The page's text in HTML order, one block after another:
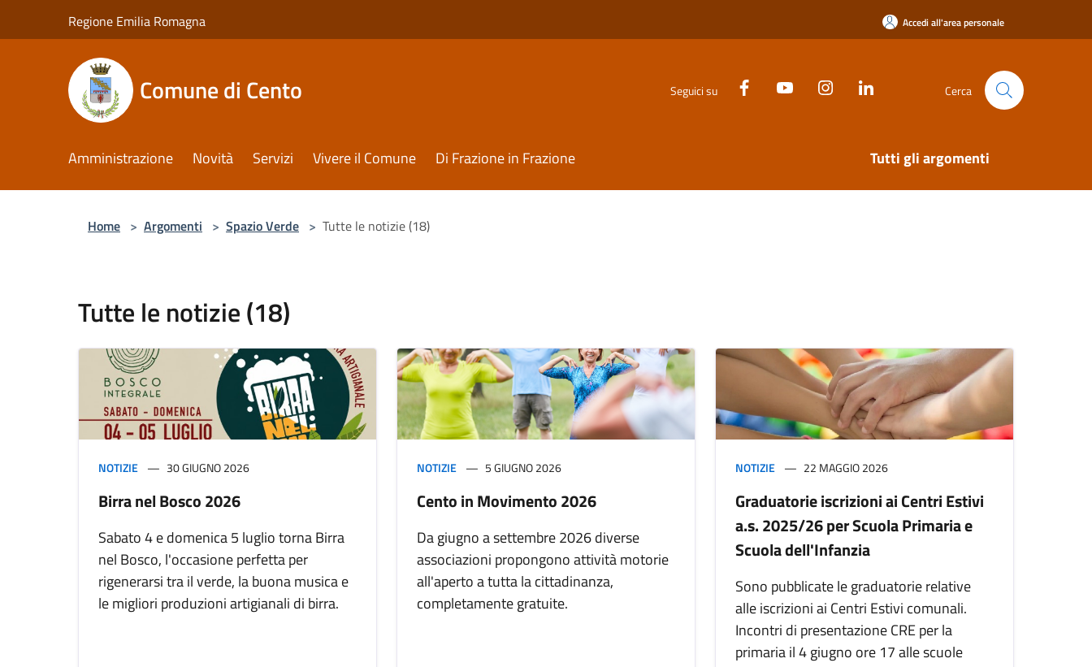
Regione Emilia Romagna Accedi all'area personale
Comune di Cento Seguici su Cerca
Amministrazione Novità Servizi Vivere il Comune Di Frazione in Frazione Tutti gli argomenti
Home > Argomenti > Spazio Verde > Tutte le notizie (18)
Tutte le notizie (18)
NOTIZIE 30 GIUGNO 2026
Birra nel Bosco 2026​
Sabato 4 e domenica 5 luglio torna Birra
nel Bosco, l'occasione perfetta per
rigenerarsi tra il verde, la buona musica e
le migliori produzioni artigianali di birra.
NOTIZIE 5 GIUGNO 2026
Cento in Movimento 2026
Da giugno a settembre 2026 diverse
associazioni propongono attività motorie
all'aperto a tutta la cittadinanza,
completamente gratuite.
NOTIZIE 22 MAGGIO 2026
Graduatorie iscrizioni ai Centri Estivi
a.s. 2025/26 per Scuola Primaria e
Scuola dell'Infanzia
Sono pubblicate le graduatorie relative
alle iscrizioni ai Centri Estivi comunali.
Incontri di presentazione CRE per la
primaria il 4 giugno ore 17 alle scuole